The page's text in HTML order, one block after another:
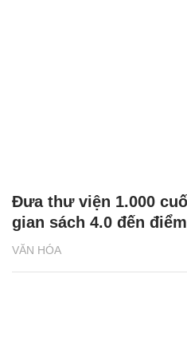
VĂN HÓA
Đưa thư viện 1.000
gian sách 4.0 đến